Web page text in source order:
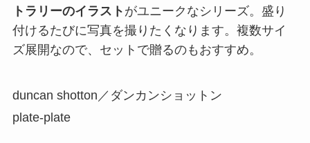
トラリーのイラスト がユニークなシリーズ。盛り
付けるたびに写真を撮りたくなります。複数サイ
ズ展開なので、セットで贈るのもおすすめ。
duncan shotton／ダンカンショットン
plate-plate